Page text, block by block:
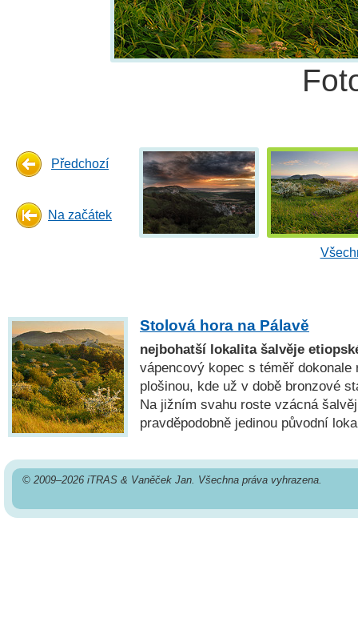
Předchozí
Na začátek
Stolová hora na Pálavě
nejbohatší lokalita šalvěje
vápencový kopec s téměř dokonale
plošinou, kde už v době bronzové
Na jižním svahu roste vzácná
pravděpodobně jedinou původní
© 2009–2026 iTRAS & Vaněček Jan. Všechna práva vyhrazena.